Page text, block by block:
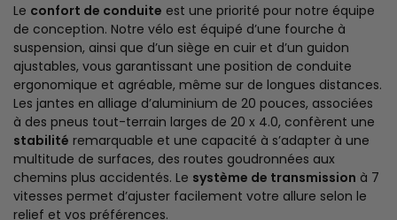
Le confort de conduite est une priorité pour notre équipe
de conception. Notre vélo est équipé d’une fourche à
suspension, ainsi que d’un siège en cuir et d’un guidon
ajustables, vous garantissant une position de conduite
ergonomique et agréable, même sur de longues distances.
Les jantes en alliage d’aluminium de 20 pouces, associées
à des pneus tout-terrain larges de 20 x 4.0, confèrent une
stabilité remarquable et une capacité à s’adapter à une
multitude de surfaces, des routes goudronnées aux
chemins plus accidentés. Le système de transmission à 7
vitesses permet d’ajuster facilement votre allure selon le
relief et vos préférences.